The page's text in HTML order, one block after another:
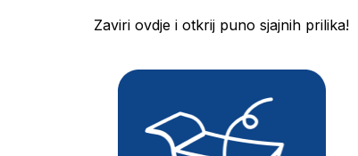
Zaviri ovdje i otkrij puno sjajnih prilika!